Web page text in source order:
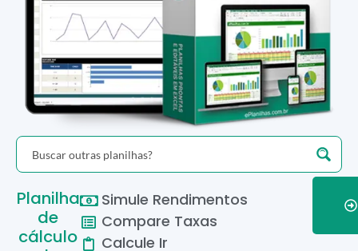
Planilha
de
cálculo
Simule Rendimentos
Compare Taxas
Calcule Ir